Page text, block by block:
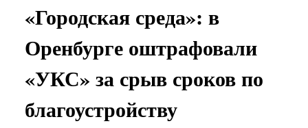
«Городская среда»: в
Оренбурге оштрафовали
«УКС» за срыв сроков по
благоустройству